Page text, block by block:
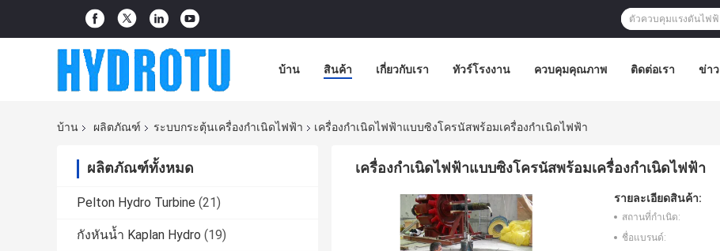
บ้าน สินค้า เกี่ยวกับเรา ทัวร์โรงงาน ควบคุมคุณภาพ ติดต่อเรา ข่าว
บ้าน ผลิตภัณฑ์ ระบบกระตุ้นเครื่องกำเนิดไฟฟ้า เครื่องกำเนิดไฟฟ้าแบบซิงโครนัสพร้อมเครื่องกำเนิดไฟฟ้า
ผลิตภัณฑ์ทั้งหมด
Pelton Hydro Turbine (21)
กังหันน้ำ Kaplan Hydro (19)
เครื่องกำเนิดไฟฟ้าแบบซิงโครนัสพร้อมเครื่องกำเนิดไฟฟ้า
รายละเอียดสินค้า:
สถานที่กำเนิด:
ชื่อแบรนด์: